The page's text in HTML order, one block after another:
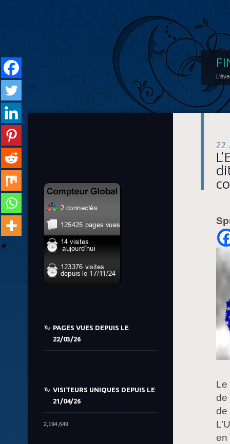
22
Le
de
de
en
PAGES VUES DEPUIS LE
22/03/26
VISITEURS UNIQUES DEPUIS LE
21/04/26
2,194,649